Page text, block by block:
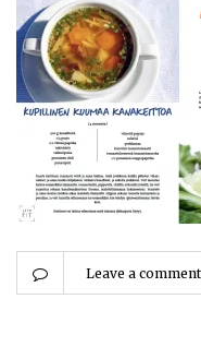
Leave a comment